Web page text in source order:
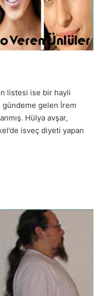
listesi ise bir hayli
gündeme gelen İrem
Hülya avşar,
isveç diyeti yapan